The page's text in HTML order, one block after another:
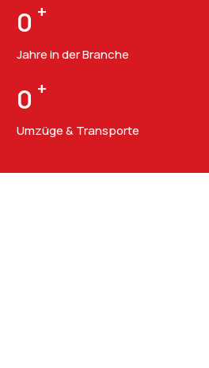
0 +
Jahre in der Branche
0 +
Umzüge & Transporte